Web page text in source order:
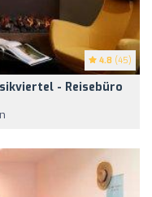
4.8 (45)
- Reisebüro